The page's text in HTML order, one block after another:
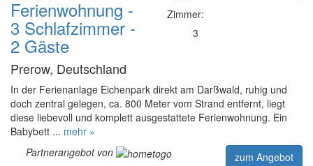
Ferienwohnung -
3 Schlafzimmer -
2 Gäste
Prerow, Deutschland
Zimmer:
3
In der Ferienanlage Eichenpark direkt am Darßwald, ruhig und
doch zentral gelegen, ca. 800 Meter vom Strand entfernt, liegt
diese liebevoll und komplett ausgestattete Ferienwohnung. Ein
Babybett ... mehr »
Partnerangebot von
zum Angebot